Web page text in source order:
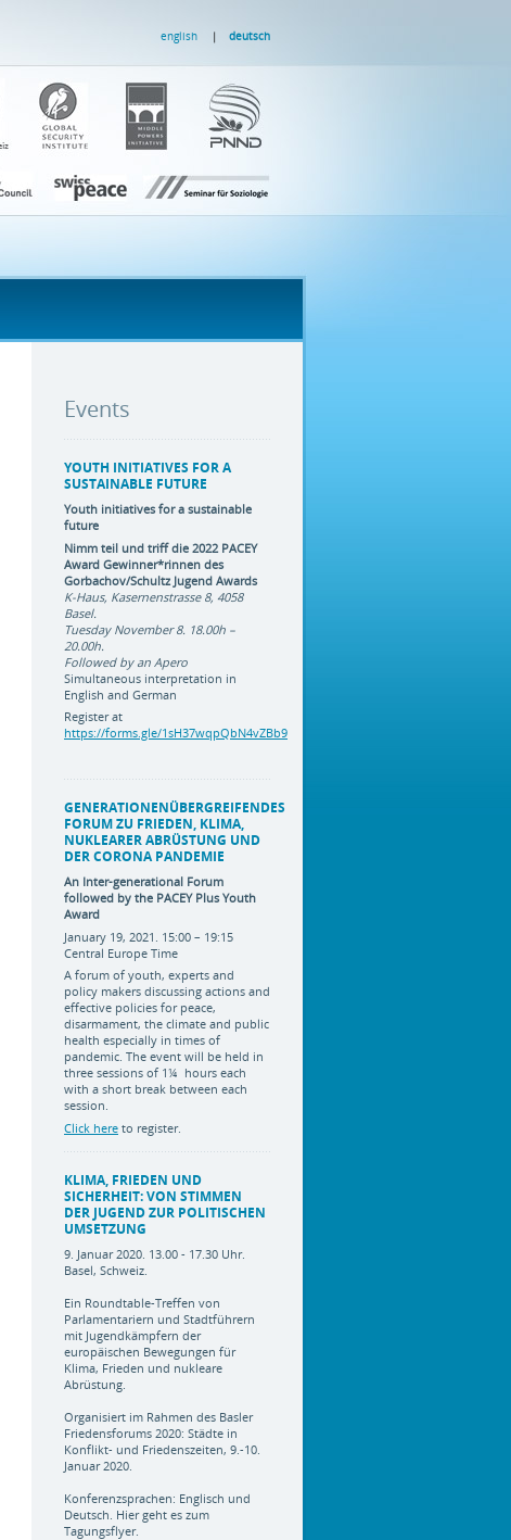
english deutsch
Events
YOUTH INITIATIVES FOR A
SUSTAINABLE FUTURE
Youth initiatives for a sustainable
future
Nimm teil und triff die 2022 PACEY
Award Gewinner*rinnen des
Gorbachov/Schultz Jugend Awards
K-Haus, Kasernenstrasse 8, 4058
Basel.
Tuesday November 8. 18.00h –
20.00h.
Followed by an Apero
Simultaneous interpretation in
English and German
Register at
https://forms.gle/1sH37wqpQbN4vZBb9
GENERATIONENÜBERGREIFENDES
FORUM ZU FRIEDEN, KLIMA,
NUKLEARER ABRÜSTUNG UND
DER CORONA PANDEMIE
An Inter-generational Forum
followed by the PACEY Plus Youth
Award
January 19, 2021. 15:00 – 19:15
Central Europe Time
A forum of youth, experts and
policy makers discussing actions and
effective policies for peace,
disarmament, the climate and public
health especially in times of
pandemic. The event will be held in
three sessions of 1¼ hours each
with a short break between each
session.
Click here to register.
KLIMA, FRIEDEN UND
SICHERHEIT: VON STIMMEN
DER JUGEND ZUR POLITISCHEN
UMSETZUNG
9. Januar 2020. 13.00 - 17.30 Uhr.
Basel, Schweiz.
Ein Roundtable-Treffen von
Parlamentariern und Stadtführern
mit Jugendkämpfern der
europäischen Bewegungen für
Klima, Frieden und nukleare
Abrüstung.
Organisiert im Rahmen des Basler
Friedensforums 2020: Städte in
Konflikt- und Friedenszeiten, 9.-10.
Januar 2020.
Konferenzsprachen: Englisch und
Deutsch. Hier geht es zum
Tagungsflyer.